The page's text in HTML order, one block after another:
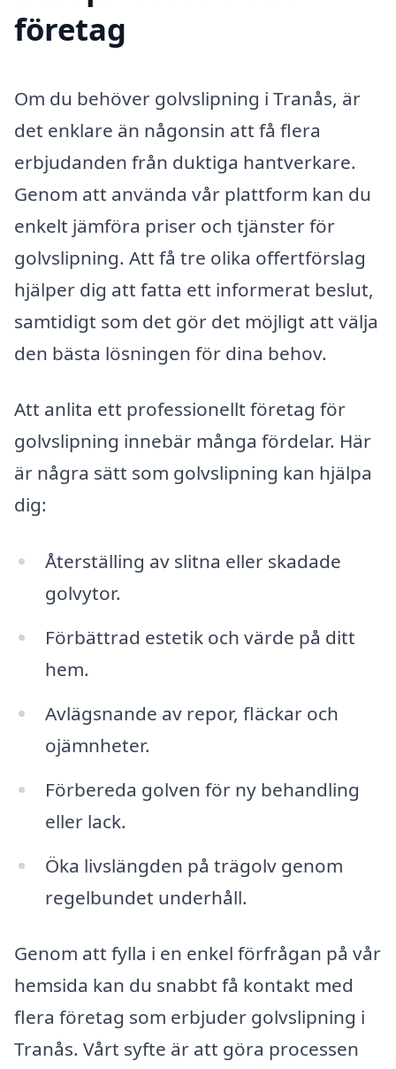
företag
Om du behöver golvslipning i Tranås, är
det enklare än någonsin att få flera
erbjudanden från duktiga hantverkare.
Genom att använda vår plattform kan du
enkelt jämföra priser och tjänster för
golvslipning. Att få tre olika offertförslag
hjälper dig att fatta ett informerat beslut,
samtidigt som det gör det möjligt att välja
den bästa lösningen för dina behov.
Att anlita ett professionellt företag för
golvslipning innebär många fördelar. Här
är några sätt som golvslipning kan hjälpa
dig:
Återställing av slitna eller skadade
golvytor.
Förbättrad estetik och värde på ditt
hem.
Avlägsnande av repor, fläckar och
ojämnheter.
Förbereda golven för ny behandling
eller lack.
Öka livslängden på trägolv genom
regelbundet underhåll.
Genom att fylla i en enkel förfrågan på vår
hemsida kan du snabbt få kontakt med
flera företag som erbjuder golvslipning i
Tranås. Vårt syfte är att göra processen